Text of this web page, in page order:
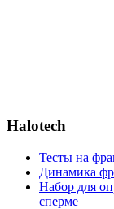
Halotech
Тесты на
Динамика
Набор для
сперме